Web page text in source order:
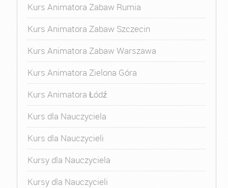
Kurs Animatora Zabaw Rumia
Kurs Animatora Zabaw Szczecin
Kurs Animatora Zabaw Warszawa
Kurs Animatora Zielona Góra
Kurs Animatora Łódź
Kurs dla Nauczyciela
Kurs dla Nauczycieli
Kursy dla Nauczyciela
Kursy dla Nauczycieli